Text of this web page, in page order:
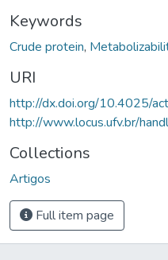
Keywords
Crude protein,
URI
http://dx.doi.org/10.4025/
http://www.locus.ufv.br/
Collections
Artigos
Full item page